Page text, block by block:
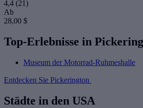
4,4 (21)
Ab
28,00 $
Top-Erlebnisse in
Museum der Motorrad-Ruhmeshalle
Entdecken Sie Pickerington
Städte in den USA